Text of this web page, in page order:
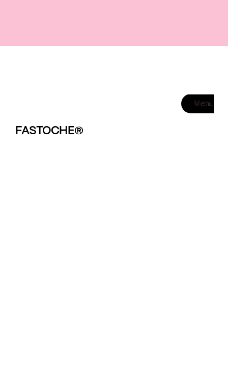
Menu
Menu
FASTOCHE®